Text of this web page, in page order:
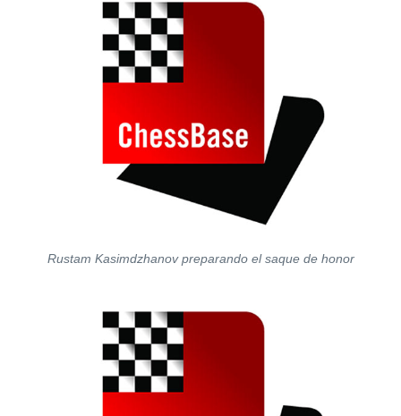
Rustam Kasimdzhanov preparando el saque de honor